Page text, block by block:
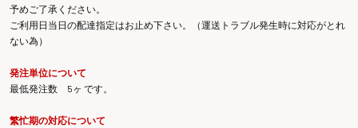
予めご了承ください。
ご利用日当日の配達指定はお止め下さい。（運送トラブル発生時に対応がとれ
ない為）
発注単位について
最低発注数 5ヶ です。
繁忙期の対応について